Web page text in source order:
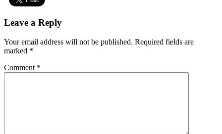
Leave a Reply
Your email address will not be published. Required fields are
marked *
Comment *